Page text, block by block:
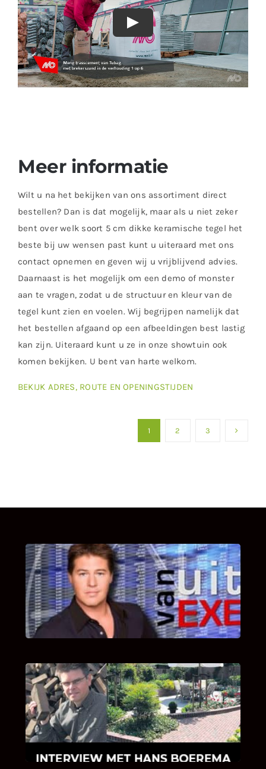
Meer informatie
Wilt u na het bekijken van ons assortiment direct
bestellen? Dan is dat mogelijk, maar als u niet zeker
bent over welk soort 5 cm dikke keramische tegel het
beste bij uw wensen past kunt u uiteraard met ons
contact opnemen en geven wij u vrijblijvend advies.
Daarnaast is het mogelijk om een demo of monster
aan te vragen, zodat u de structuur en kleur van de
tegel kunt zien en voelen. Wij begrijpen namelijk dat
het bestellen afgaand op een afbeeldingen best lastig
kan zijn. Uiteraard kunt u ze in onze showtuin ook
komen bekijken. U bent van harte welkom.
BEKIJK ADRES, ROUTE EN OPENINGSTIJDEN
1 2 3
UITSTEL VAN EXECUTIE
Bekijk hier de fragmenten van de deelname
van Bricks and Stones aan dit programma.
INTERVIEW MET HANS BOEREMA
Hoe Bricks and Stones ontstaan is en wat
Hans Boerema motiveert in de wereld van
klinkers en tegels!